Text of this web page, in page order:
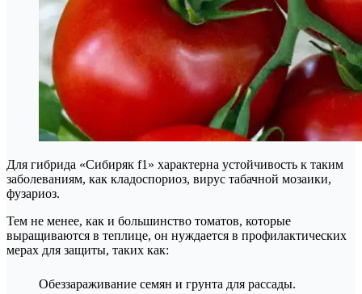
Для гибрида «Сибиряк f1» характерна устойчивость к таким
заболеваниям, как кладоспориоз, вирус табачной мозаики,
фузариоз.
Тем не менее, как и большинство томатов, которые
выращиваются в теплице, он нуждается в профилактических
мерах для защиты, таких как:
Обеззараживание семян и грунта для рассады.